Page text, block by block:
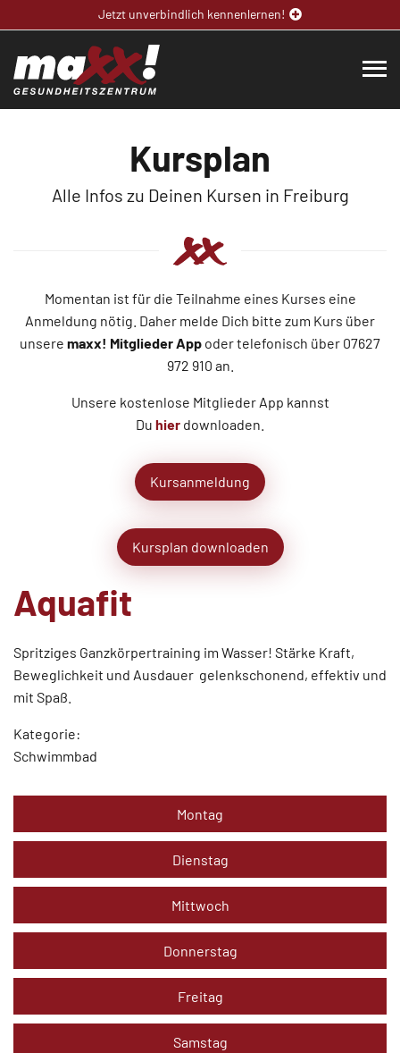
Jetzt unverbindlich kennenlernen!
Kursplan
Alle Infos zu Deinen Kursen in Freiburg
Momentan ist für die Teilnahme eines Kurses eine
Anmeldung nötig. Daher melde Dich bitte zum Kurs über
unsere maxx! Mitglieder App oder telefonisch über 07627
972 910 an.
Unsere kostenlose Mitglieder App kannst
Du hier downloaden.
Kursanmeldung
Kursplan downloaden
Aquafit
Spritziges Ganzkörpertraining im Wasser! Stärke Kraft,
Beweglichkeit und Ausdauer  gelenkschonend, effektiv und
mit Spaß.
Kategorie:
Schwimmbad
Montag
Dienstag
Mittwoch
Donnerstag
Freitag
Samstag